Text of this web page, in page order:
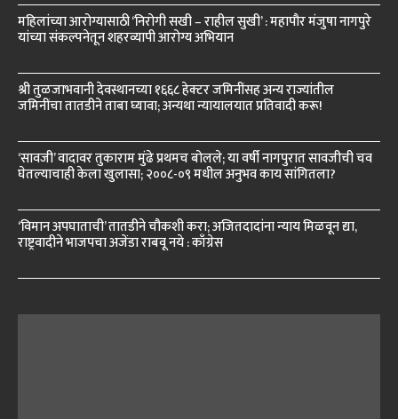
महिलांच्या आरोग्यासाठी ‘निरोगी सखी – राहील सुखी’ : महापौर मंजुषा नागपुरे
यांच्या संकल्पनेतून शहरव्यापी आरोग्य अभियान
श्री तुळजाभवानी देवस्थानच्या १६६८ हेक्टर जमिनींसह अन्य राज्यांतील
जमिनींचा तातडीने ताबा घ्यावा; अन्यथा न्यायालयात प्रतिवादी करू!
‘सावजी’ वादावर तुकाराम मुंढे प्रथमच बोलले; या वर्षी नागपुरात सावजीची चव
घेतल्याचाही केला खुलासा; २००८-०९ मधील अनुभव काय सांगितला?
‘विमान अपघाताची’ तातडीने चौकशी करा; अजितदादांना न्याय मिळवून द्या,
राष्ट्रवादीने भाजपचा अजेंडा राबवू नये : काँग्रेस